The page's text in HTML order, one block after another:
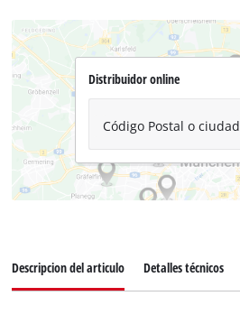
Distribuidor online
Código Postal o ciudad
Descripcion del articulo Detalles técnicos